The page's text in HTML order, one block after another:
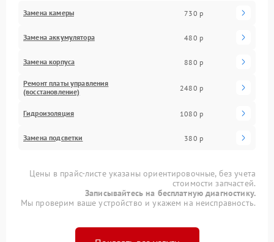
Замена камеры 730 р
Замена аккумулятора 480 р
Замена корпуса 880 р
Ремонт платы управления
(восстановление)
2480 р
Гидроизоляция 1080 р
Замена подсветки 380 р
Цены в прайс-листе указаны ориентировочные, без учета
стоимости запчастей.
Записывайтесь на бесплатную диагностику.
Мы проверим ваше устройство и укажем на неисправность.